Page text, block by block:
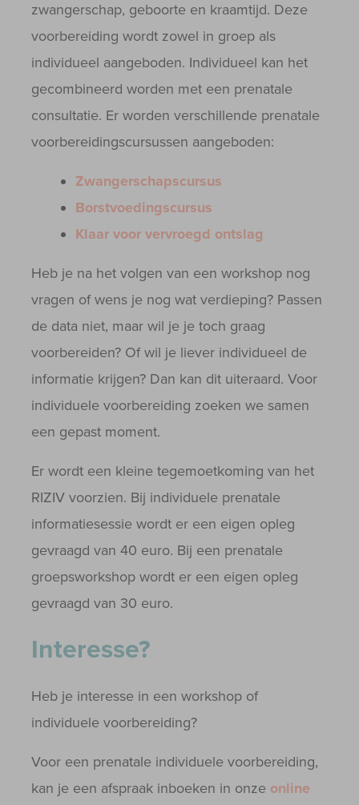
zwangerschap, geboorte en kraamtijd. Deze
voorbereiding wordt zowel in groep als
individueel aangeboden. Individueel kan het
gecombineerd worden met een prenatale
consultatie. Er worden verschillende prenatale
voorbereidingscursussen aangeboden:
Zwangerschapscursus
Borstvoedingscursus
Klaar voor vervroegd ontslag
Heb je na het volgen van een workshop nog
vragen of wens je nog wat verdieping? Passen
de data niet, maar wil je je toch graag
voorbereiden? Of wil je liever individueel de
informatie krijgen? Dan kan dit uiteraard. Voor
individuele voorbereiding zoeken we samen
een gepast moment.
Er wordt een kleine tegemoetkoming van het
RIZIV voorzien. Bij individuele prenatale
informatiesessie wordt er een eigen opleg
gevraagd van 40 euro. Bij een prenatale
groepsworkshop wordt er een eigen opleg
gevraagd van 30 euro.
Interesse?
Heb je interesse in een workshop of
individuele voorbereiding?
Voor een prenatale individuele voorbereiding,
kan je een afspraak inboeken in onze online